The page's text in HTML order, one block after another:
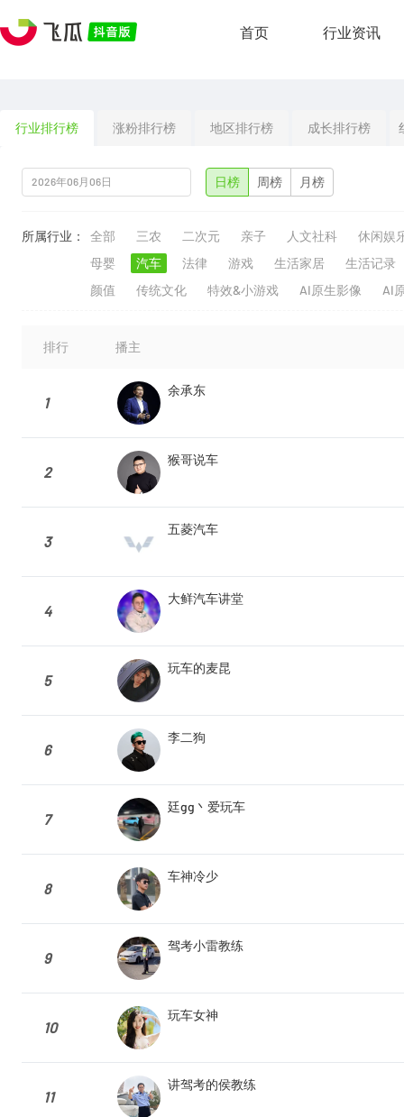
首页 行业资讯
行业排行榜 涨粉排行榜 地区排行榜 成长排行榜
日榜 周榜 月榜
所属行业： 全部 三农 二次元 亲子 人文社科
休闲娱
母婴
汽车 法律 游戏 生活家居
生活记录
颜值
传统文化 特效&小游戏 AI原生影像 AI
排行 播主
1
余承东
2
猴哥说车
3
五菱汽车
4
大鲜汽车讲堂
5
玩车的麦昆
6
李二狗
7
廷gg丶爱玩车
8
车神冷少
9
驾考小雷教练
10
玩车女神
11
讲驾考的侯教练